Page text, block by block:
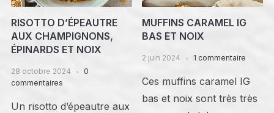
RISOTTO D’ÉPEAUTRE
AUX CHAMPIGNONS,
ÉPINARDS ET NOIX
28 octobre 2024
0
commentaires
Un risotto d’épeautre aux
MUFFINS CARAMEL IG
BAS ET NOIX
2 juin 2024 1 commentaire
Ces muffins caramel IG
bas et noix sont très très